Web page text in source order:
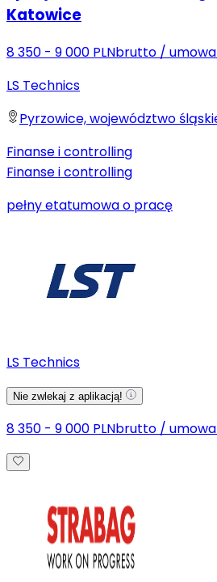
Katowice
8 350 - 9 000 PLNbrutto /
LS Technics
Pyrzowice, województwo
Finanse i controlling
Finanse i controlling
pełny etatumowa o pracę
LS Technics
Nie zwlekaj z aplikacją!
8 350 - 9 000 PLNbrutto /